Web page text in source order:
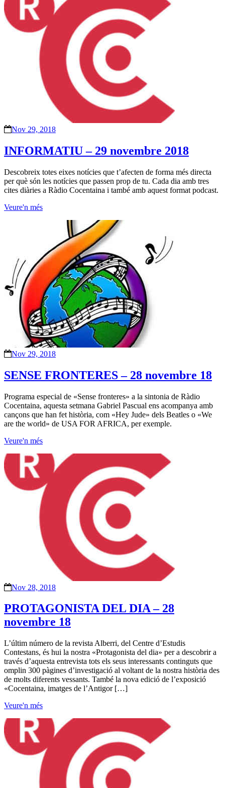
Nov 29, 2018
INFORMATIU – 29 novembre 2018
Descobreix totes eixes notícies que t’afecten de forma més directa
per què són les notícies que passen prop de tu. Cada dia amb tres
cites diàries a Ràdio Cocentaina i també amb aquest format podcast.
Veure'n més
Nov 29, 2018
SENSE FRONTERES – 28 novembre 18
Programa especial de «Sense fronteres» a la sintonia de Ràdio
Cocentaina, aquesta setmana Gabriel Pascual ens acompanya amb
cançons que han fet història, com «Hey Jude» dels Beatles o «We
are the world» de USA FOR AFRICA, per exemple.
Veure'n més
Nov 28, 2018
PROTAGONISTA DEL DIA – 28
novembre 18
L’últim número de la revista Alberri, del Centre d’Estudis
Contestans, és hui la nostra «Protagonista del dia» per a descobrir a
través d’aquesta entrevista tots els seus interessants continguts que
omplin 300 pàgines d’investigació al voltant de la nostra història des
de molts diferents vessants. També la nova edició de l’exposició
«Cocentaina, imatges de l’Antigor […]
Veure'n més